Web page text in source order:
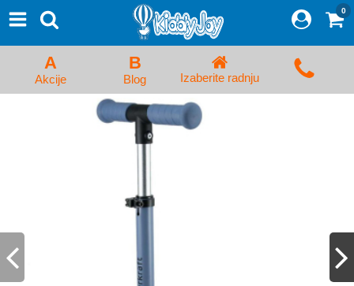
Proizvodi
Početna Prijava/Registracija
Kolica za bebe i dečija kolica
Auto sedišta za decu i bebe
Kadice, noše i adapteri
Hranilice, flašice i cucle
0
A
Akcije
B
Blog Izaberite radnju